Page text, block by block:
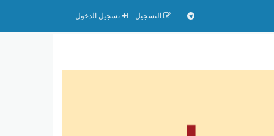
التسجيل تسجيل الدخول